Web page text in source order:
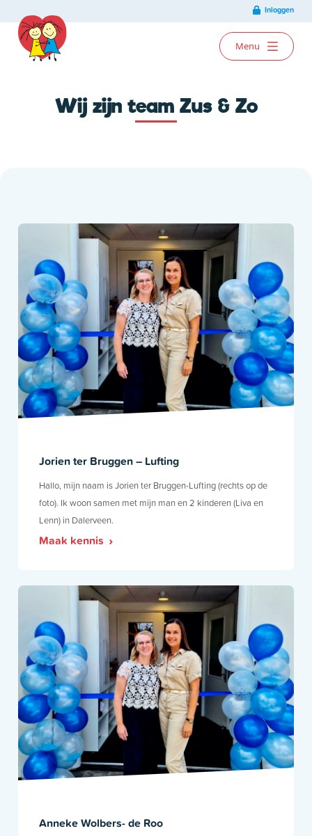
Inloggen
Menu
Algemene info
Agenda
Contact
Inschrijven
Sportlaan 87
Bel ons
0591 - 561 891
info@kdvzusenzo.nl
Wij zijn team Zus & Zo
Jorien ter Bruggen – Lufting
Hallo, mijn naam is Jorien ter Bruggen-Lufting (rechts op de
foto). Ik woon samen met mijn man en 2 kinderen (Liva en
Lenn) in Dalerveen.
Maak kennis
Anneke Wolbers- de Roo